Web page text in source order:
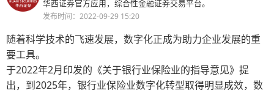
华西证券官方应用，综合性金融证券交易平台。
发布时间：2022-09-29 15:20
随着科学技术的飞速发展，数字化正成为助力企业发展的重
要工具。
于2022年2月印发的《关于银行业保险业的指导意见》提
出，到2025年，银行业保险业数字化转型取得明显成效，数